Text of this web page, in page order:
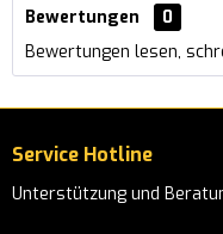
Bewertungen
0
Bewertungen lesen,
Service Hotline
Unterstützung und